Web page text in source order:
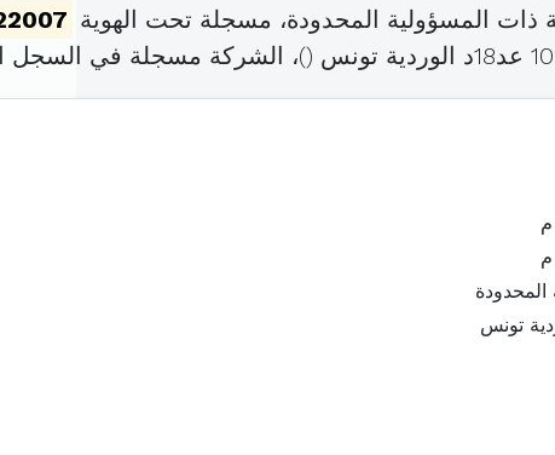
المحدودة، مسجلة تحت الهوية
)، الشركة مسجلة في السجل